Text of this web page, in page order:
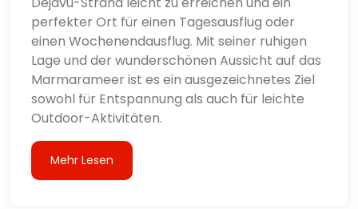
perfekter Ort für einen Tagesausflug oder
einen Wochenendausflug. Mit seiner ruhigen
Lage und der wunderschönen Aussicht auf das
Marmarameer ist es ein ausgezeichnetes Ziel
sowohl für Entspannung als auch für leichte
Outdoor-Aktivitäten.
Mehr Lesen